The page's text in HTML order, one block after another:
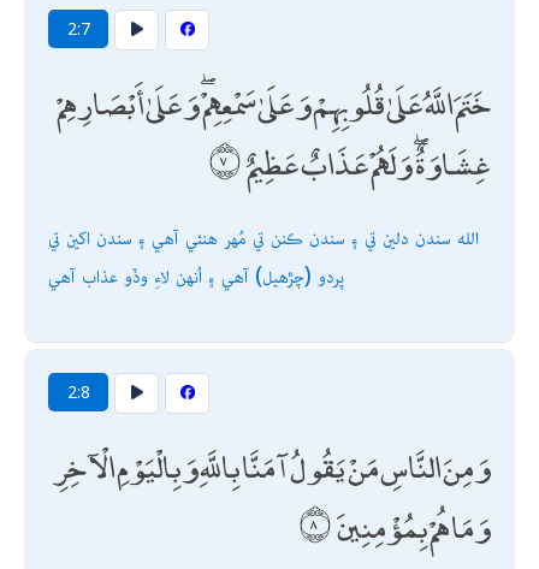
2:7
خَتَمَ اللَّهُ عَلَىٰ قُلُوبِهِمْ وَعَلَىٰ سَمْعِهِمْ ۖ وَعَلَىٰ أَبْصَارِهِمْ
غِشَاوَةٌ ۖ وَلَهُمْ عَذَابٌ عَظِيمٌ
الله سندن دلين تي ۽ سندن ڪنن تي مُھر ھنئي آھي ۽ سندن اکين تي
پردو (چڙھيل) آھي ۽ اُنھن لاءِ وڏو عذاب آھي
2:8
وَمِنَ النَّاسِ مَنْ يَقُولُ آمَنَّا بِاللَّهِ وَبِالْيَوْمِ الْآخِرِ
وَمَا هُمْ بِمُؤْمِنِينَ